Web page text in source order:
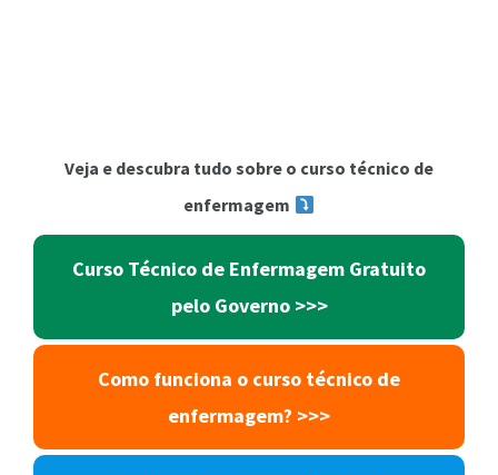
Veja e descubra tudo sobre o curso técnico de
enfermagem
Curso Técnico de Enfermagem Gratuito
pelo Governo >>>
Como funciona o curso técnico de
enfermagem? >>>